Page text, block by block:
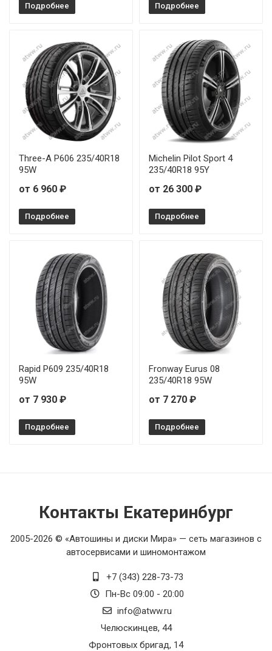
Подробнее Подробнее
Three-A P606 235/40R18
95W
от 6 960 ₽
Подробнее
Michelin Pilot Sport 4
235/40R18 95Y
от 26 300 ₽
Подробнее
Rapid P609 235/40R18
95W
от 7 930 ₽
Подробнее
Fronway Eurus 08
235/40R18 95W
от 7 270 ₽
Подробнее
Контакты Екатеринбург
2005-2026 © «Автошины и диски Мира» — сеть магазинов с
автосервисами и шиномонтажом
+7 (343) 228-73-73
Пн-Вс 09:00 - 20:00
info@atww.ru
Челюскинцев, 44
Фронтовых бригад, 14